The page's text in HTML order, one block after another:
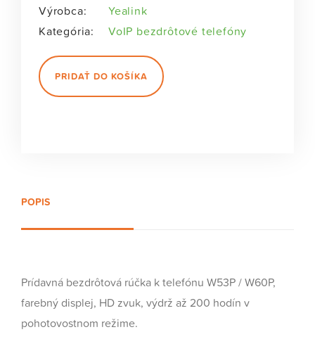
Výrobca:
Yealink
Kategória:
VoIP bezdrôtové telefóny
PRIDAŤ DO KOŠÍKA
POPIS
Prídavná bezdrôtová rúčka k telefónu W53P / W60P,
farebný displej, HD zvuk, výdrž až 200 hodín v
pohotovostnom režime.